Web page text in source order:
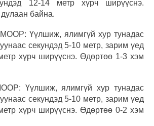
12-14 метр хүрч ширүүснэ.
байна.
Үүлшиж, ялимгүй хур тунадас
секундэд 5-10 метр, зарим үед
хүрч ширүүснэ. Өдөртөө 1-3 хэм
Үүлшиж, ялимгүй хур тунадас
секундэд 5-10 метр, зарим үед
хүрч ширүүснэ. Өдөртөө 0-2 хэм